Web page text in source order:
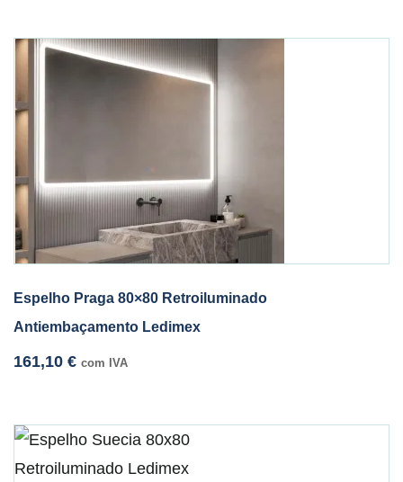
Espelho Praga 80×80 Retroiluminado
Antiembaçamento Ledimex
161,10 € com IVA